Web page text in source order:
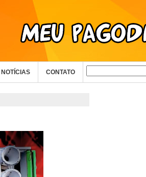
NOTÍCIAS CONTATO